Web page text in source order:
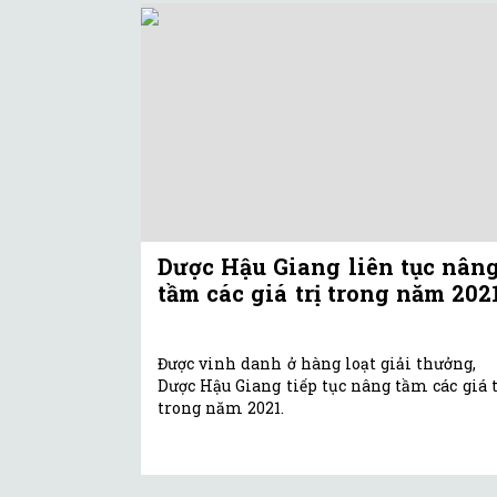
Dược Hậu Giang liên tục
tầm các giá trị trong năm
Được vinh danh ở hàng loạt giải thưởng,
Dược Hậu Giang tiếp tục nâng tầm các giá
trong năm 2021.